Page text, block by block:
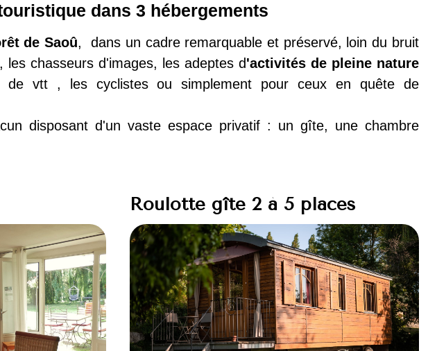
dans 3 hébergements
de Saoû, dans un cadre remarquable et préservé, loin du bruit
, les chasseurs d'images, les adeptes d'activités de pleine nature
de vtt , les cyclistes ou simplement pour ceux en quête de
disposant d'un vaste espace privatif : un gîte, une chambre
Roulotte gîte 2 à 5 places